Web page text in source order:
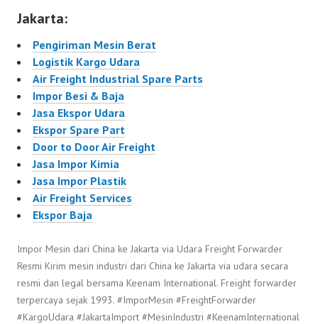
Jakarta:
Pengiriman Mesin Berat
Logistik Kargo Udara
Air Freight Industrial Spare Parts
Impor Besi & Baja
Jasa Ekspor Udara
Ekspor Spare Part
Door to Door Air Freight
Jasa Impor Kimia
Jasa Impor Plastik
Air Freight Services
Ekspor Baja
Impor Mesin dari China ke Jakarta via Udara Freight Forwarder
Resmi Kirim mesin industri dari China ke Jakarta via udara secara
resmi dan legal bersama Keenam International. Freight forwarder
terpercaya sejak 1993. #ImporMesin #FreightForwarder
#KargoUdara #JakartaImport #MesinIndustri #KeenamInternational